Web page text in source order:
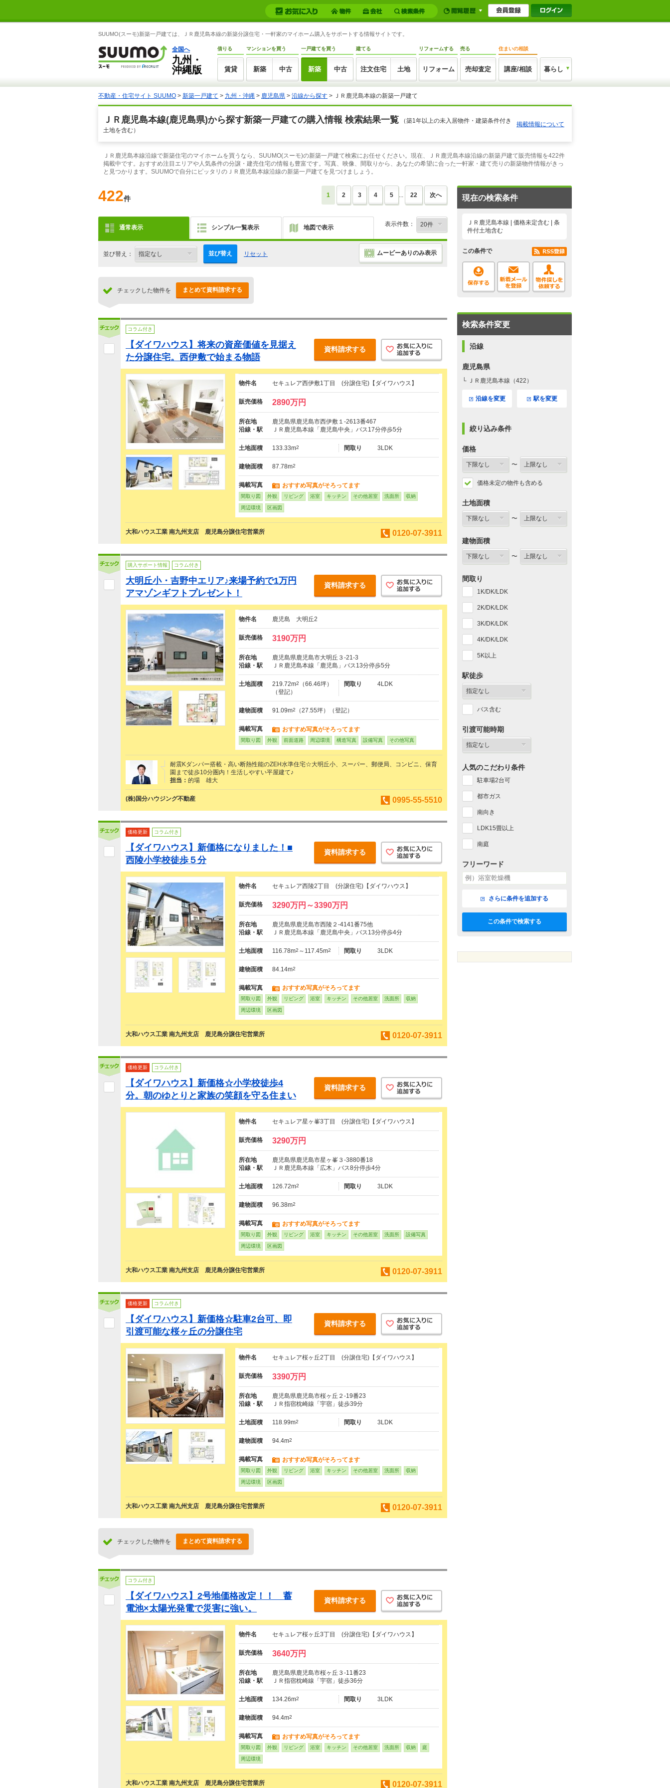
SUUMO(スーモ)新築一戸建ては、ＪＲ鹿児島本線の新築分譲住宅・一軒家のマイホーム購入をサポートする情報サイトです。
全国へ
九州・
沖縄版
借りる
賃貸
マンションを買う
新築 中古
一戸建てを買う
新築 中古
建てる
注文住宅 土地
リフォームする
リフォーム
売る
売却査定
住まいの相談
講座/相談 暮らし
不動産・住宅サイト SUUMO > 新築一戸建て > 九州・沖縄 > 鹿児島県 > 沿線から探す > ＪＲ鹿児島本線の新築一戸建て
ＪＲ鹿児島本線(鹿児島県)から探す新築一戸建ての購入情報 検索結果一覧
（築1年以上の未入居物件・建築条件付き
土地を含む）
掲載情報について
ＪＲ鹿児島本線沿線で新築住宅のマイホームを買うなら、SUUMO(スーモ)の新築一戸建て検索にお任せください。現在、ＪＲ鹿児島本線沿線の新築戸建て販売情報を422件
掲載中です。おすすめ注目エリアや人気条件の分譲・建売住宅の情報も豊富です。写真、映像、間取りから、あなたの希望に合った一軒家・建て売りの新築物件情報がきっ
と見つかります。SUUMOで自分にピッタリのＪＲ鹿児島本線沿線の新築一戸建てを見つけましょう。
422件 1 2 3 4 5 ... 22 次へ
通常表示 シンプル一覧表示 地図で表示 表示件数：
並び替え： 並び替え リセット ムービーありのみ表示
チェックした物件を まとめて資料請求する
コラム付き
【ダイワハウス】将来の資産価値を見据え
た分譲住宅。西伊敷で始まる物語
資料請求する
物件名 セキュレア西伊敷1丁目 (分譲住宅)【ダイワハウス】
販売価格 2890万円
所在地
鹿児島県鹿児島市西伊敷１-2613番467
沿線・駅
ＪＲ鹿児島本線「鹿児島中央」バス17分停歩5分
土地面積 133.33m2 間取り 3LDK
建物面積 87.78m2
掲載写真 おすすめ写真がそろってます
間取り図 外観 リビング 浴室 キッチン その他居室 洗面所 収納
周辺環境 区画図
大和ハウス工業 南九州支店 鹿児島分譲住宅営業所 0120-07-3911
購入サポート情報 コラム付き
大明丘小・吉野中エリア♪来場予約で1万円
アマゾンギフトプレゼント！
資料請求する
物件名 鹿児島 大明丘2
販売価格 3190万円
所在地
鹿児島県鹿児島市大明丘３-21-3
沿線・駅
ＪＲ鹿児島本線「鹿児島」バス13分停歩5分
土地面積 219.72m2
（66.46坪）
（登記）
間取り 4LDK
建物面積 91.09m2 （27.55坪）（登記）
掲載写真 おすすめ写真がそろってます
間取り図 外観 前面道路 周辺環境 構造写真 設備写真 その他写真
耐震Kダンパー搭載・高い断熱性能のZEH水準住宅☆大明丘小、スーパー、郵便局、コンビニ、保育
園まで徒歩10分圏内！生活しやすい平屋建て♪
担当： 的場 雄大
(株)国分ハウジング不動産 0995-55-5510
価格更新 コラム付き
【ダイワハウス】新価格になりました！■
西陵小学校徒歩５分
資料請求する
物件名 セキュレア西陵2丁目 (分譲住宅)【ダイワハウス】
販売価格 3290万円～3390万円
所在地
鹿児島県鹿児島市西陵２-4141番75他
沿線・駅
ＪＲ鹿児島本線「鹿児島中央」バス13分停歩4分
土地面積 116.78m2 ～117.45m2 間取り 3LDK
建物面積 84.14m2
掲載写真 おすすめ写真がそろってます
間取り図 外観 リビング 浴室 キッチン その他居室 洗面所 収納
周辺環境 区画図
大和ハウス工業 南九州支店 鹿児島分譲住宅営業所 0120-07-3911
価格更新 コラム付き
【ダイワハウス】新価格☆小学校徒歩4
分。朝のゆとりと家族の笑顔を守る住まい
資料請求する
物件名 セキュレア星ヶ峯3丁目 (分譲住宅)【ダイワハウス】
販売価格 3290万円
所在地
鹿児島県鹿児島市星ヶ峯３-3880番18
沿線・駅
ＪＲ鹿児島本線「広木」バス8分停歩4分
土地面積 126.72m2 間取り 3LDK
建物面積 96.38m2
掲載写真 おすすめ写真がそろってます
間取り図 外観 リビング 浴室 キッチン その他居室 洗面所 設備写真
周辺環境 区画図
大和ハウス工業 南九州支店 鹿児島分譲住宅営業所 0120-07-3911
価格更新 コラム付き
【ダイワハウス】新価格☆駐車2台可、即
引渡可能な桜ヶ丘の分譲住宅
資料請求する
物件名 セキュレア桜ヶ丘2丁目 (分譲住宅)【ダイワハウス】
販売価格 3390万円
所在地
鹿児島県鹿児島市桜ヶ丘２-19番23
沿線・駅
ＪＲ指宿枕崎線「宇宿」徒歩39分
土地面積 118.99m2 間取り 3LDK
建物面積 94.4m2
掲載写真 おすすめ写真がそろってます
間取り図 外観 リビング 浴室 キッチン その他居室 洗面所 収納
周辺環境 区画図
大和ハウス工業 南九州支店 鹿児島分譲住宅営業所 0120-07-3911
チェックした物件を まとめて資料請求する
コラム付き
【ダイワハウス】2号地価格改定！！ 蓄
電池×太陽光発電で災害に強い。
資料請求する
物件名 セキュレア桜ヶ丘3丁目 (分譲住宅)【ダイワハウス】
販売価格 3640万円
所在地
鹿児島県鹿児島市桜ヶ丘３-11番23
沿線・駅
ＪＲ指宿枕崎線「宇宿」徒歩36分
土地面積 134.26m2 間取り 3LDK
建物面積 94.4m2
掲載写真 おすすめ写真がそろってます
間取り図 外観 リビング 浴室 キッチン その他居室 洗面所 収納 庭
周辺環境
大和ハウス工業 南九州支店 鹿児島分譲住宅営業所 0120-07-3911
現在の検索条件
ＪＲ鹿児島本線 | 価格未定含む | 条
件付土地含む
この条件で
検索条件変更
沿線
鹿児島県
└ ＪＲ鹿児島本線（422）
沿線を変更 駅を変更
絞り込み条件
価格
〜
価格未定の物件も含める
土地面積
〜
建物面積
〜
間取り
1K/DK/LDK
2K/DK/LDK
3K/DK/LDK
4K/DK/LDK
5K以上
駅徒歩
バス含む
引渡可能時期
人気のこだわり条件
駐車場2台可
都市ガス
南向き
LDK15畳以上
南庭
フリーワード
さらに条件を追加する
この条件で検索する